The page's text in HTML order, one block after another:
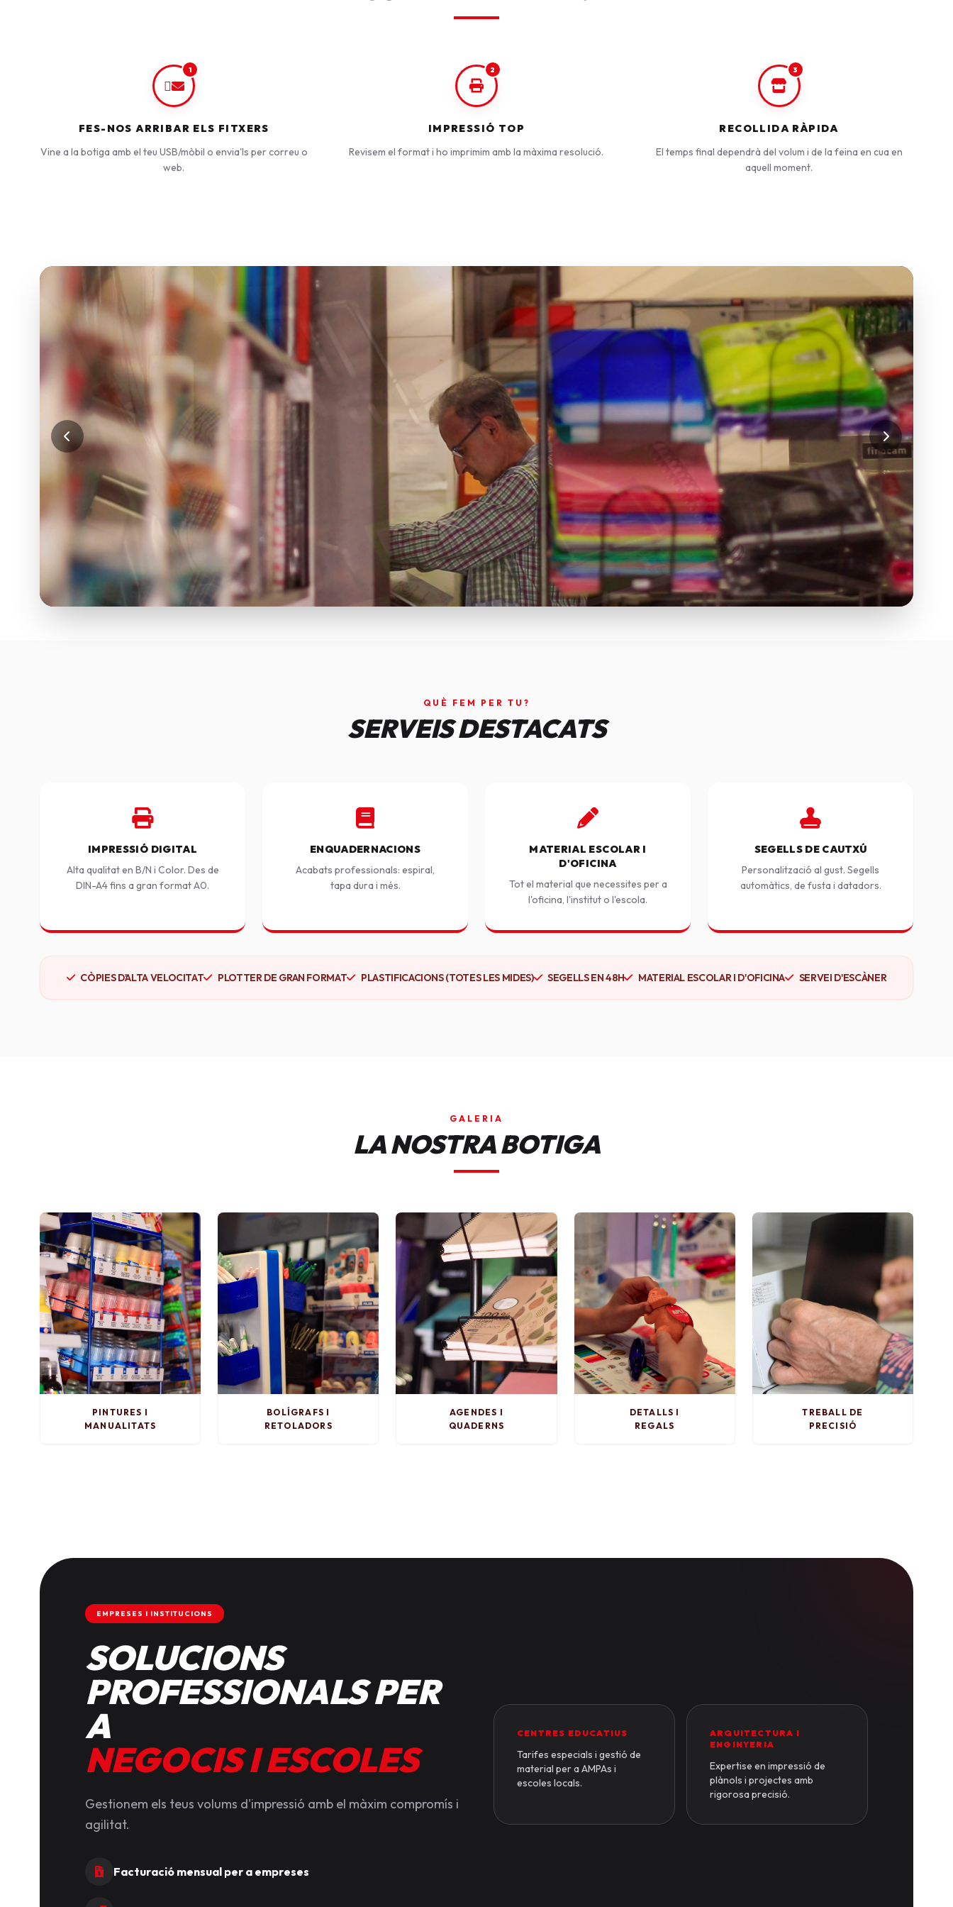
1
FES-NOS ARRIBAR ELS FITXERS
Vine a la botiga amb el teu USB/mòbil o envia'ls per correu o
web.
2
IMPRESSIÓ TOP
Revisem el format i ho imprimim amb la màxima resolució.
3
RECOLLIDA RÀPIDA
El temps final dependrà del volum i de la feina en cua en
aquell moment.
QUÈ FEM PER TU?
SERVEIS DESTACATS
IMPRESSIÓ DIGITAL
Alta qualitat en B/N i Color. Des de
DIN-A4 fins a gran format A0.
ENQUADERNACIONS
Acabats professionals: espiral,
tapa dura i més.
MATERIAL ESCOLAR I
D'OFICINA
Tot el material que necessites per a
l'oficina, l'institut o l'escola.
SEGELLS DE CAUTXÚ
Personalització al gust. Segells
automàtics, de fusta i datadors.
CÒPIES D'ALTA VELOCITAT PLOTTER DE GRAN FORMAT PLASTIFICACIONS (TOTES LES MIDES) SEGELLS EN 48H MATERIAL ESCOLAR I D'OFICINA SERVEI D'ESCÀNER
GALERIA
LA NOSTRA BOTIGA
PINTURES I
MANUALITATS
BOLÍGRAFS I
RETOLADORS
AGENDES I
QUADERNS
DETALLS I
REGALS
TREBALL DE
PRECISIÓ
EMPRESES I INSTITUCIONS
SOLUCIONS
PROFESSIONALS PER
A
NEGOCIS I ESCOLES
Gestionem els teus volums d'impressió amb el màxim compromís i
agilitat.
Facturació mensual per a empreses
CENTRES EDUCATIUS
Tarifes especials i gestió de
material per a AMPAs i
escoles locals.
ARQUITECTURA I
ENGINYERIA
Expertise en impressió de
plànols i projectes amb
rigorosa precisió.